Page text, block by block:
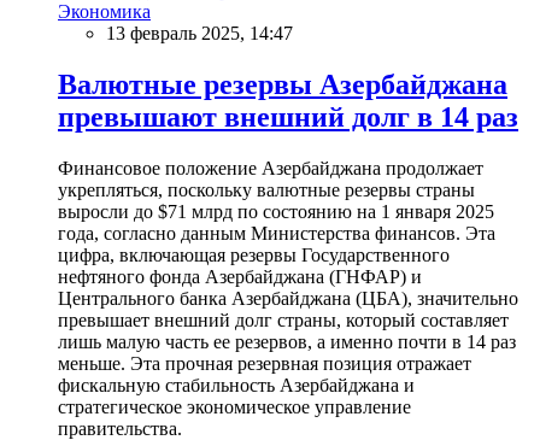
Экономика
13 февраль 2025, 14:47
Валютные резервы Азербайджана
превышают внешний долг в 14 раз
Финансовое положение Азербайджана продолжает
укрепляться, поскольку валютные резервы страны
выросли до $71 млрд по состоянию на 1 января 2025
года, согласно данным Министерства финансов. Эта
цифра, включающая резервы Государственного
нефтяного фонда Азербайджана (ГНФАР) и
Центрального банка Азербайджана (ЦБА), значительно
превышает внешний долг страны, который составляет
лишь малую часть ее резервов, а именно почти в 14 раз
меньше. Эта прочная резервная позиция отражает
фискальную стабильность Азербайджана и
стратегическое экономическое управление
правительства.